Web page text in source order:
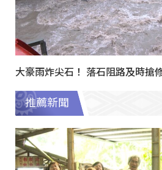
大豪雨炸尖石！ 落石阻路及時搶
推薦新聞